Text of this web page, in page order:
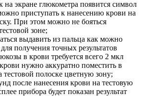
на экране глюкометра появится символ
приступать к нанесению крови на
При этом можно не бояться
зоне;
выдавить из пальца как можно
получения точных результатов
в крови требуется всего 2 мкл
нужно аккуратно поместить в
полоске цветную зону;
после нанесения крови на тестовую
прибора будет показан результат